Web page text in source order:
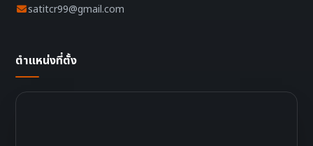
satitcr99@gmail.com
ตำแหน่งที่ตั้ง